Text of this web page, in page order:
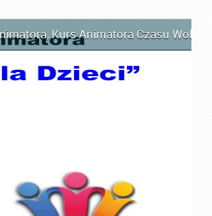
,Kurs Animatora Czasu Wolnego